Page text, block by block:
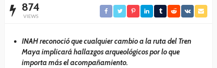
874
VIEWS
INAH reconoció que cualquier cambio a la ruta del Tren
Maya implicará hallazgos arqueológicos por lo que
importa más el acompañamiento.